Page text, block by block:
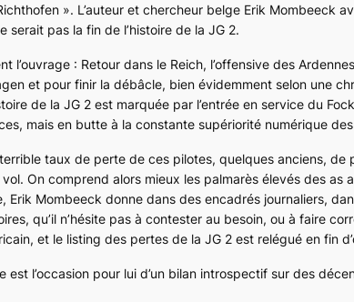
». L’auteur et chercheur belge Erik Mombeeck
serait pas la fin de l’histoire de la JG 2.
l’ouvrage : Retour dans le Reich, l’offensive des
et pour finir la débâcle, bien évidemment selon une
de la JG 2 est marquée par l’entrée en service du
mais en butte à la constante supériorité numérique des
taux de perte de ces pilotes, quelques anciens, de
On comprend alors mieux les palmarès élevés des as
Erik Mombeeck donne dans des encadrés journaliers,
qu’il n’hésite pas à contester au besoin, ou à faire
et le listing des pertes de la JG 2 est relégué en fin
est l’occasion pour lui d’un bilan introspectif sur des